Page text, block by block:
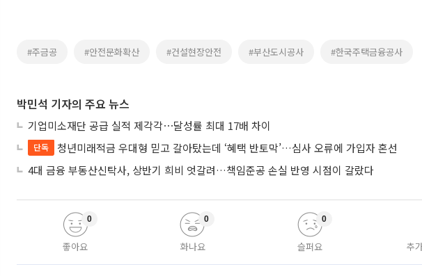
#주금공 #안전문화확산 #건설현장안전 #부산도시공사 #한국주택금융공사
박민석 기자의 주요 뉴스
기업미소재단 공급 실적 제각각⋯달성률 최대 17배 차이
단독
청년미래적금 우대형 믿고 갈아탔는데 ‘혜택 반토막’…심사 오류에 가입자 혼선
4대 금융 부동산신탁사, 상반기 희비 엇갈려…책임준공 손실 반영 시점이 갈랐다
좋아요
0
화나요
0
슬퍼요
0
추